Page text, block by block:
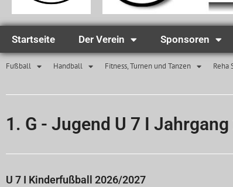
Startseite Der Verein Sponsoren
Fußball Handball Fitness, Turnen und Tanzen Reha
1. G - Jugend U 7 I
U 7 I Kinderfußball 2026/2027